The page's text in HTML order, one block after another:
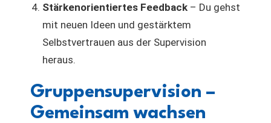
Stärkenorientiertes Feedback – Du gehst
mit neuen Ideen und gestärktem
Selbstvertrauen aus der Supervision
heraus.
Gruppensupervision –
Gemeinsam wachsen